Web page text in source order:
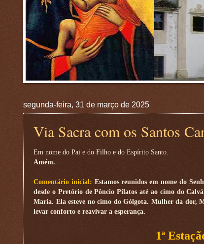
segunda-feira, 31 de março de 2025
Via Sacra com os Santos
Em nome do Pai e do Filho e do Espírito Santo.
Amém.
Comentário inicial: Estamos reunidos em nome do
desde o Pretório de Pôncio Pilatos até ao cimo do
Maria. Ela esteve no cimo do Gólgota. Mulher da dor,
levar conforto e reavivar a esperança.
1ª